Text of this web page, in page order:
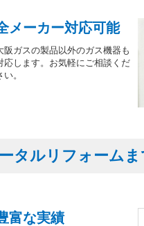
メーカー対応可能
阪ガスの製品以外のガス機器も
応します。お気軽にご相談くだ
い。
タルリフォームま
富な実績